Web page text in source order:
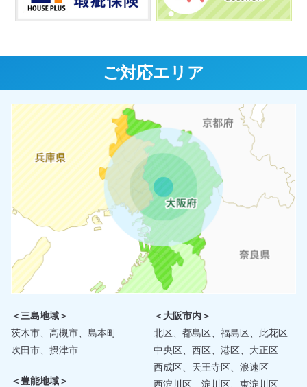
ご対応エリア
＜三島地域＞
茨木市、高槻市、島本町
吹田市、摂津市
＜豊能地域＞
＜大阪市内＞
北区、都島区、福島区、此花区
中央区、西区、港区、大正区
西成区、天王寺区、浪速区
西淀川区、淀川区、東淀川区